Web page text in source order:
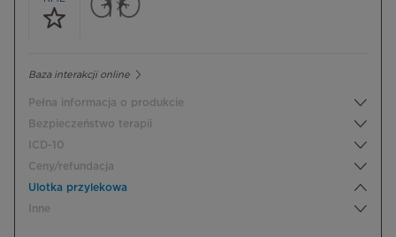
Baza interakcji online
Pełna informacja o produkcie
Bezpieczeństwo terapii
ICD-10
Ceny/refundacja
Ulotka przylekowa
Inne